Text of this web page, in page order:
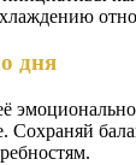
дня
Сохраняй